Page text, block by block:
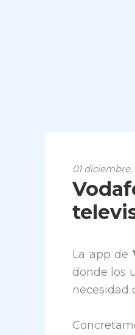
01 diciembre,
La app de
donde los
necesidad